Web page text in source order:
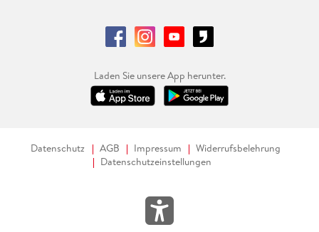
Laden Sie unsere App herunter.
Datenschutz AGB Impressum
Widerrufsbelehrung
Datenschutzeinstellungen